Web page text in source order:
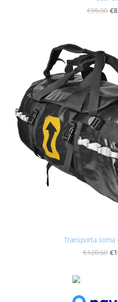
€95.00
Transporta soma
€120.60